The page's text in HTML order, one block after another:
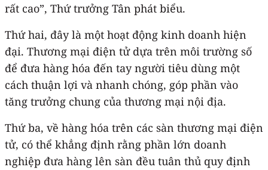
rất cao”, Thứ trưởng Tân phát biểu.
Thứ hai, đây là một hoạt động kinh doanh hiện
đại. Thương mại điện tử dựa trên môi trường số
để đưa hàng hóa đến tay người tiêu dùng một
cách thuận lợi và nhanh chóng, góp phần vào
tăng trưởng chung của thương mại nội địa.
Thứ ba, về hàng hóa trên các sàn thương mại điện
tử, có thể khẳng định rằng phần lớn doanh
nghiệp đưa hàng lên sàn đều tuân thủ quy định